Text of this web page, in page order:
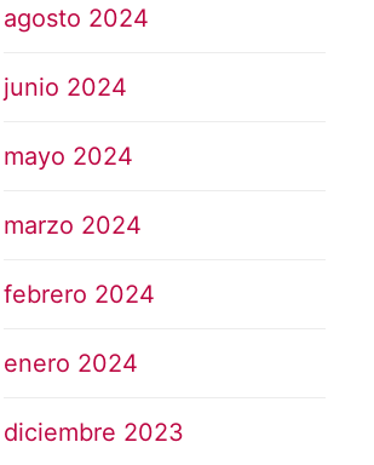
agosto 2024
junio 2024
mayo 2024
marzo 2024
febrero 2024
enero 2024
diciembre 2023